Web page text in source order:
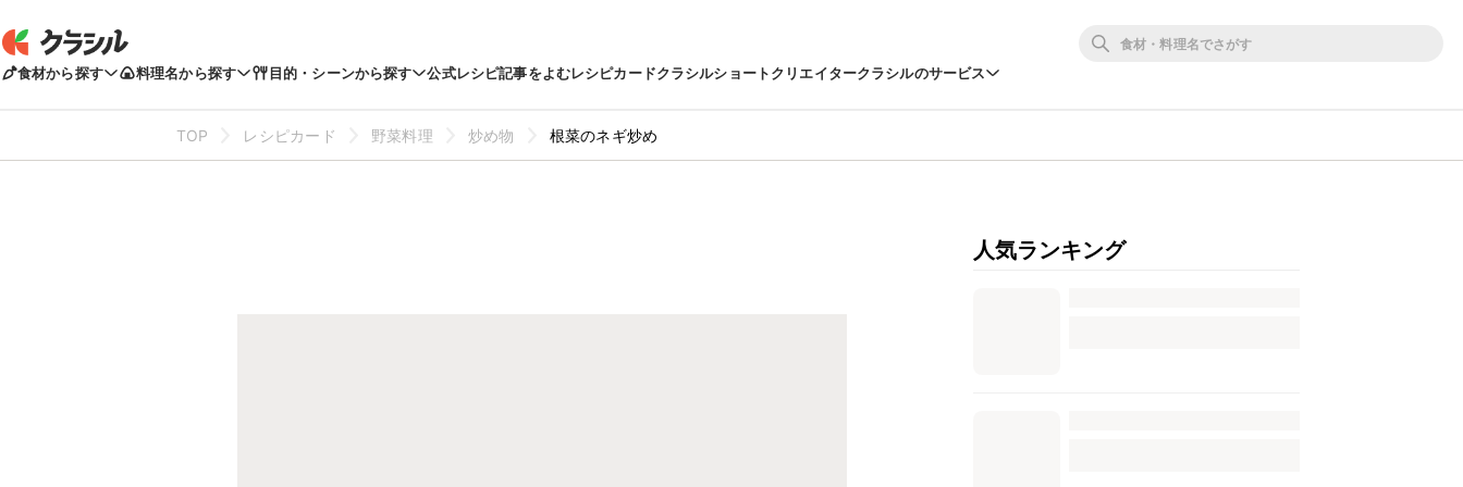
食材から探す 料理名から探す 目的・シーンから探す 公式レシピ記事をよむレシピカードクラシルショートクリエイタークラシルのサービス
TOP レシピカード 野菜料理 炒め物 根菜のネギ炒め
人気ランキング